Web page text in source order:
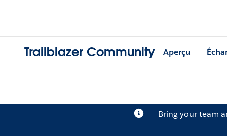
Trailblazer Community Aperçu
Bring your team